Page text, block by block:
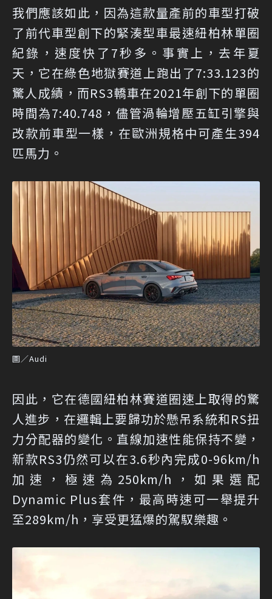
我們應該如此，因為這款量產前的車型打破
了前代車型創下的緊湊型車最速紐柏林單圈
紀錄，速度快了7秒多。事實上，去年夏
天，它在綠色地獄賽道上跑出了7:33.123的
驚人成績，而RS3轎車在2021年創下的單圈
時間為7:40.748，儘管渦輪增壓五缸引擎與
改款前車型一樣，在歐洲規格中可產生394
匹馬力。
圖／Audi
因此，它在德國紐柏林賽道圈速上取得的驚
人進步，在邏輯上要歸功於懸吊系統和RS扭
力分配器的變化。直線加速性能保持不變，
新款RS3仍然可以在3.6秒內完成0-96km/h
加速，極速為250km/h，如果選配
Dynamic Plus套件，最高時速可一舉提升
至289km/h，享受更猛爆的駕馭樂趣。